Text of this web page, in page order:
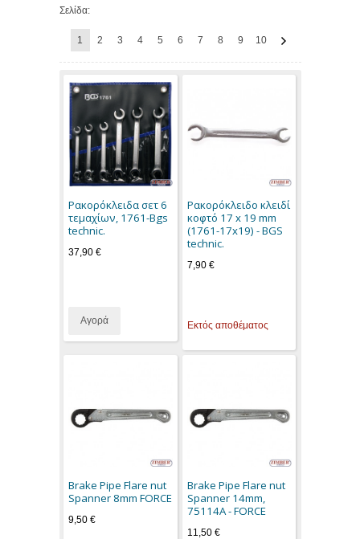
Σελίδα:
1 2 3 4 5 6 7 8 9 10
Ρακορόκλειδα σετ 6
τεμαχίων, 1761-Bgs
technic.
37,90 €
Αγορά
Ρακορόκλειδο κλειδί
κοφτό 17 x 19 mm
(1761-17x19) - BGS
technic.
7,90 €
Εκτός αποθέματος
Brake Pipe Flare nut
Spanner 8mm FORCE
9,50 €
Brake Pipe Flare nut
Spanner 14mm,
75114A - FORCE
11,50 €